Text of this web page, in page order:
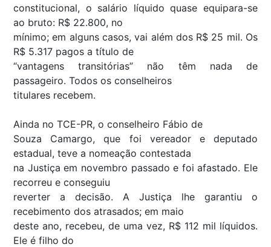
constitucional, o salário líquido quase equipara-se
ao bruto: R$ 22.800, no
mínimo; em alguns casos, vai além dos R$ 25 mil. Os
R$ 5.317 pagos a título de
“vantagens transitórias” não têm nada de
passageiro. Todos os conselheiros
titulares recebem.
Ainda no TCE-PR, o conselheiro Fábio de
Souza Camargo, que foi vereador e deputado
estadual, teve a nomeação contestada
na Justiça em novembro passado e foi afastado. Ele
recorreu e conseguiu
reverter a decisão. A Justiça lhe garantiu o
recebimento dos atrasados; em maio
deste ano, recebeu, de uma vez, R$ 112 mil líquidos.
Ele é filho do